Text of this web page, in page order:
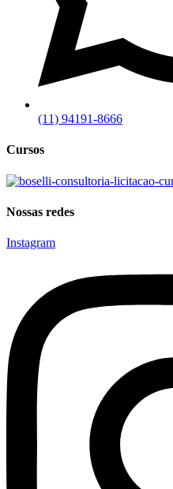
(11) 94191-8666
Cursos
Nossas redes
Instagram